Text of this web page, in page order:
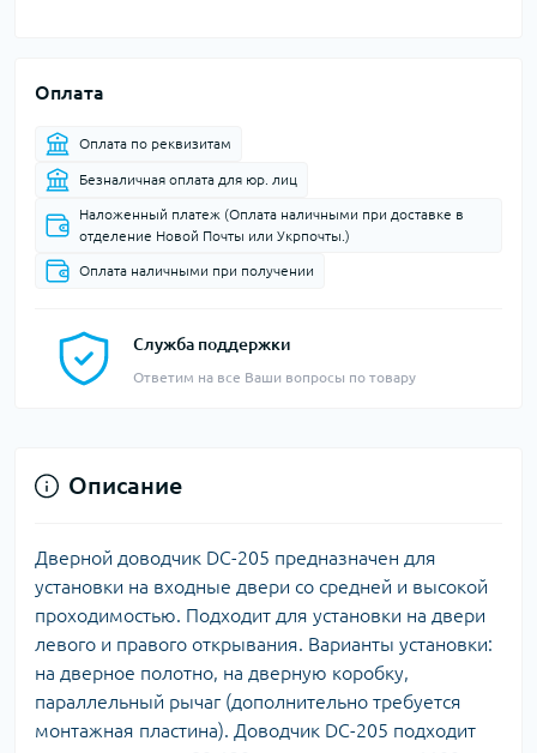
Оплата
Оплата по реквизитам
Безналичная оплата для юр. лиц
Наложенный платеж (Оплата наличными при доставке в
отделение Новой Почты или Укрпочты.)
Оплата наличными при получении
Служба поддержки
Ответим на все Ваши вопросы по товару
Описание
Дверной доводчик DC-205 предназначен для
установки на входные двери со средней и высокой
проходимостью. Подходит для установки на двери
левого и правого открывания. Варианты установки:
на дверное полотно, на дверную коробку,
параллельный рычаг (дополнительно требуется
монтажная пластина). Доводчик DC-205 подходит